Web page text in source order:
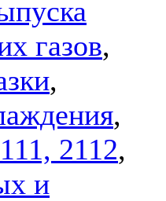
газов,
,
,
2112,
и